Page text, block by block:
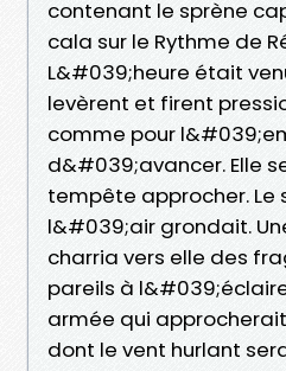
contenant le sprène
cala sur le Rythme de
L&#039;heure était
levèrent et firent
comme pour
d&#039;avancer. Elle
tempête approcher. Le
l&#039;air grondait.
charria vers elle des
pareils à
armée qui
dont le vent hurlant